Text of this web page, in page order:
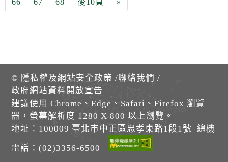
66 67 68 後10頁 »
© 隱私權及網站安全政策 /聯絡我們 /
政府網站資料開放宣告
建議使用 Chrome、Edge、Safari、Firefox 瀏覽
器，螢幕解析度 1280 X 800 以上瀏覽。
地址：100009 臺北市中正區忠孝東路1段1號 總機
電話：(02)3356-6500